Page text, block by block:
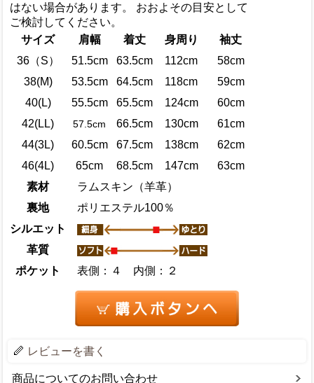
はない場合があります。 おおよその目安として
ご検討してください。
サイズ
肩幅 着丈 身周り
袖丈
36（S）
51.5cm 63.5cm 112cm
58cm
38(M)
53.5cm 64.5cm 118cm
59cm
40(L)
55.5cm 65.5cm 124cm
60cm
42(LL)
57.5cm 66.5cm 130cm
61cm
44(3L)
60.5cm 67.5cm 138cm
62cm
46(4L)
65cm 68.5cm 147cm
63cm
素材
ラムスキン（羊革）
裏地
ポリエステル100％
シルエット
革質
ポケット
表側：４ 内側：２
レビューを書く
商品についてのお問い合わせ